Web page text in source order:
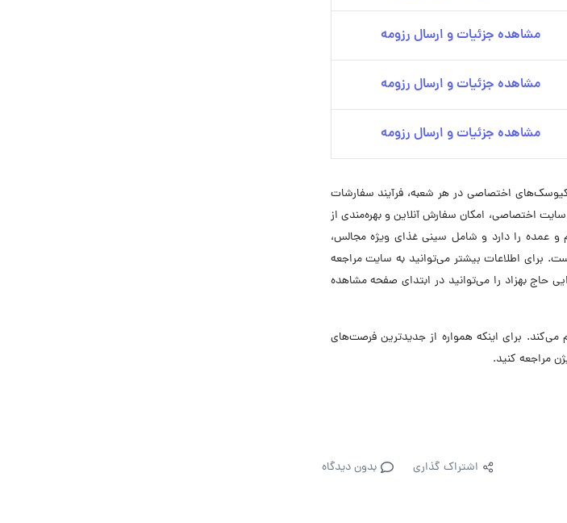
مشاهده جزئیات و ارسال رزومه
مشاهده جزئیات و ارسال رزومه
مشاهده جزئیات و ارسال رزومه
اختصاصی در هر شعبه، فرآیند سفارشات
اختصاصی، امکان سفارش آنلاین و بهره‌مندی از
و عمده را دارد و شامل سینی غذای ویژه مجالس،
برای اطلاعات بیشتر می‌توانید به سایت مراجعه
بهزاد را می‌توانید در ابتدای صفحه مشاهده
نیروی جدید استخدام می‌کند. برای اینکه همواره از جدیدترین فرصت‌های
مراجعه کنید.
اشتراک گذاری بدون دیدگاه